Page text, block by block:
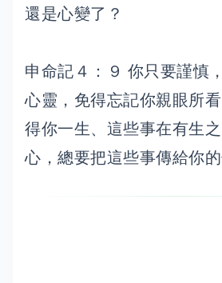
還是心變了？
申命記４：９ 你只要謹慎
心靈，免得忘記你親眼所
得你一生、這些事在有生
心，總要把這些事傳給你的